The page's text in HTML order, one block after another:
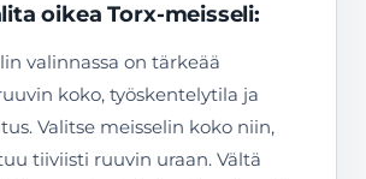
oikea Torx-meisseli:
valinnassa on tärkeää
koko, työskentelytila ja
Valitse meisselin koko niin,
tiiviisti ruuvin uraan. Vältä